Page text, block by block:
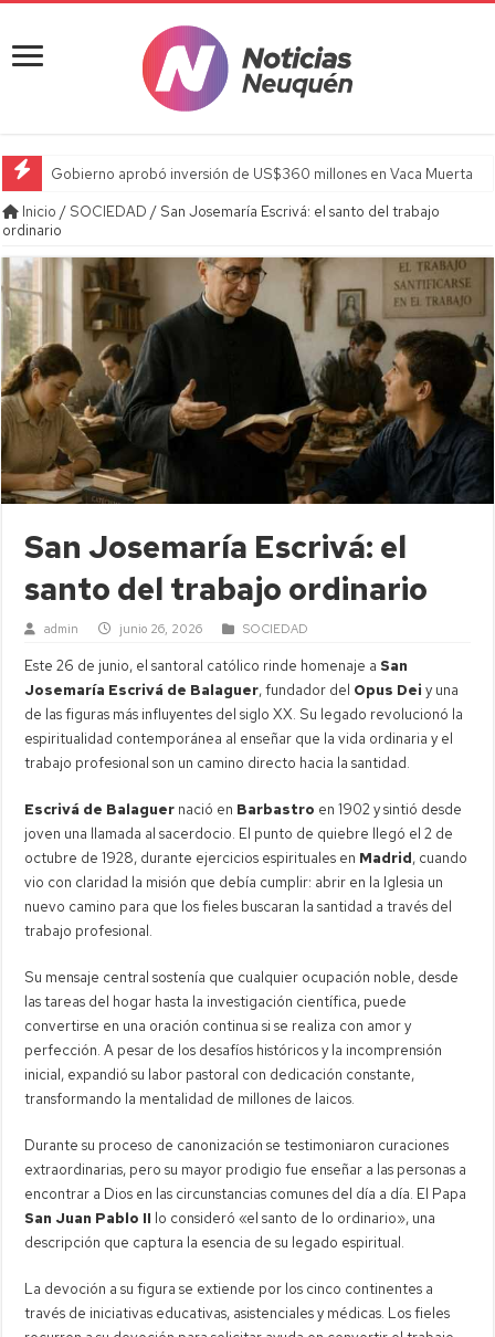
Gobierno aprobó inversión de US$360 millones en Vaca Muerta
Inicio / SOCIEDAD / San Josemaría Escrivá: el santo del trabajo
ordinario
San Josemaría Escrivá: el
santo del trabajo ordinario
admin junio 26, 2026 SOCIEDAD
Este 26 de junio, el santoral católico rinde homenaje a San
Josemaría Escrivá de Balaguer, fundador del Opus Dei y una
de las figuras más influyentes del siglo XX. Su legado revolucionó la
espiritualidad contemporánea al enseñar que la vida ordinaria y el
trabajo profesional son un camino directo hacia la santidad.
Escrivá de Balaguer nació en Barbastro en 1902 y sintió desde
joven una llamada al sacerdocio. El punto de quiebre llegó el 2 de
octubre de 1928, durante ejercicios espirituales en Madrid, cuando
vio con claridad la misión que debía cumplir: abrir en la Iglesia un
nuevo camino para que los fieles buscaran la santidad a través del
trabajo profesional.
Su mensaje central sostenía que cualquier ocupación noble, desde
las tareas del hogar hasta la investigación científica, puede
convertirse en una oración continua si se realiza con amor y
perfección. A pesar de los desafíos históricos y la incomprensión
inicial, expandió su labor pastoral con dedicación constante,
transformando la mentalidad de millones de laicos.
Durante su proceso de canonización se testimoniaron curaciones
extraordinarias, pero su mayor prodigio fue enseñar a las personas a
encontrar a Dios en las circunstancias comunes del día a día. El Papa
San Juan Pablo II lo consideró «el santo de lo ordinario», una
descripción que captura la esencia de su legado espiritual.
La devoción a su figura se extiende por los cinco continentes a
través de iniciativas educativas, asistenciales y médicas. Los fieles